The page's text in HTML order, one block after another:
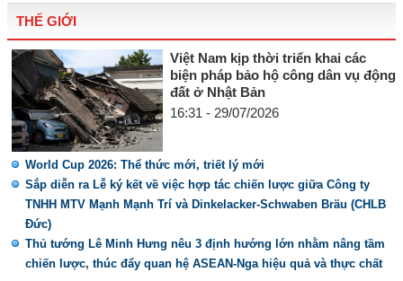
THẾ GIỚI
Việt Nam kịp thời triển khai các
biện pháp bảo hộ công dân vụ động
đất ở Nhật Bản
16:31 - 29/07/2026
World Cup 2026: Thể thức mới, triết lý mới
Sắp diễn ra Lễ ký kết về việc hợp tác chiến lược giữa Công ty
TNHH MTV Mạnh Mạnh Trí và Dinkelacker-Schwaben Bräu (CHLB
Đức)
Thủ tướng Lê Minh Hưng nêu 3 định hướng lớn nhằm nâng tầm
chiến lược, thúc đẩy quan hệ ASEAN-Nga hiệu quả và thực chất